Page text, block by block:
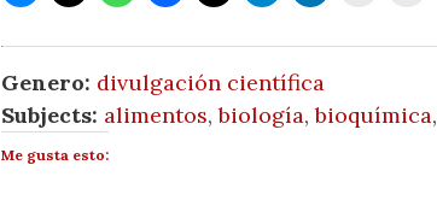
Genero: divulgación científica
Subjects: alimentos,biología,bioquímica,
Me gusta esto: